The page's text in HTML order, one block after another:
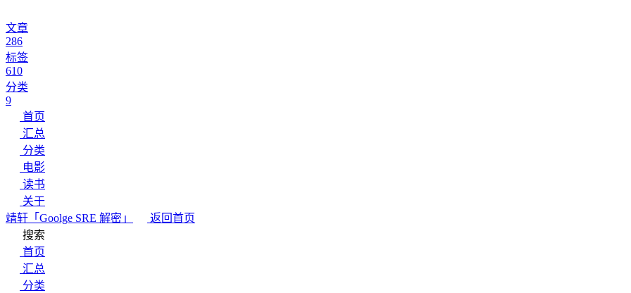
文章
286
标签
610
分类
9
首页
汇总
分类
电影
读书
关于
靖轩 「Goolge SRE 解密」
返回首页
搜索
首页
汇总
分类